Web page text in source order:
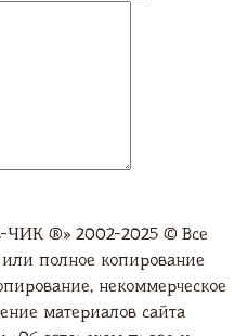
ЧИК ®» 2002-2025 © Все
полное копирование
некоммерческое
материалов сайта